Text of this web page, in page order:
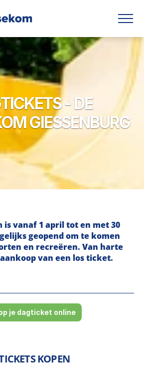
- DE
GIESSENBURG
is vanaf 1 april tot en met 30
geopend om te komen
en recreëren. Van harte
van een los ticket.
je dagticket online
KOPEN